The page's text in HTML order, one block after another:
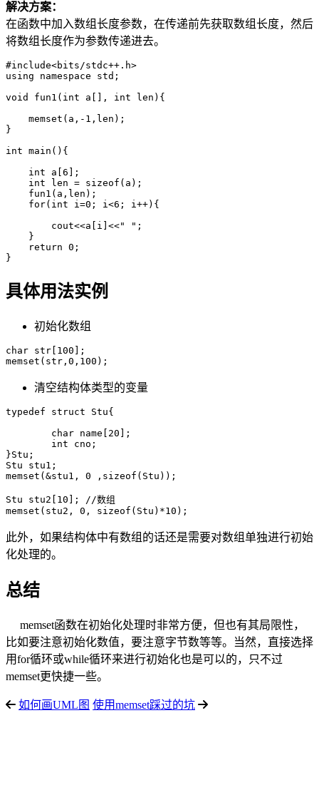
解决方案：
在函数中加入数组长度参数，在传递前先获取数组长度，然后
将数组长度作为参数传递进去。
#include<bits/stdc++.h>
using namespace std;
void fun1(int a[], int len){
    memset(a,-1,len);
}
int main(){
    int a[6];
    int len = sizeof(a);
    fun1(a,len);
    for(int i=0; i<6; i++){
        cout<<a[i]<<" ";
    }
    return 0;
具体用法实例
初始化数组
char str[100];
清空结构体类型的变量
typedef struct Stu{
}Stu;
Stu stu1;
memset(&stu1, 0 ,sizeof(Stu));
Stu stu2[10]; //数组
此外，如果结构体中有数组的话还是需要对数组单独进行初始
化处理的。
总结
memset函数在初始化处理时非常方便，但也有其局限性，
比如要注意初始化数值，要注意字节数等等。当然，直接选择
用for循环或while循环来进行初始化也是可以的，只不过
memset更快捷一些。
如何画UML图 使用memset踩过的坑